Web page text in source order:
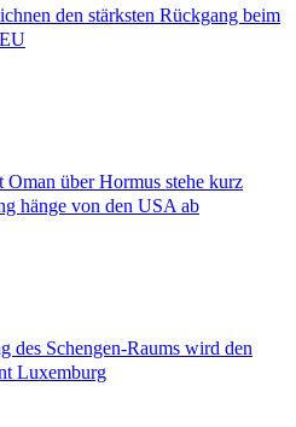
den stärksten Rückgang beim
über Hormus stehe kurz
hänge von den USA ab
Schengen-Raums wird den
Luxemburg